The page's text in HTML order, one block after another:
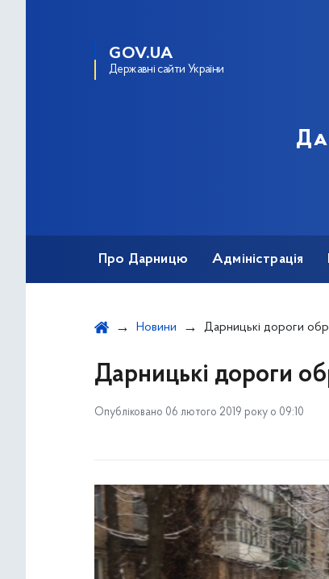
GOV.UA
Державні сайти України
Про Дарницю Адміністрація
Новини Дарницькі дороги
Дарницькі дороги
Опубліковано 06 лютого 2019 року о 09:10